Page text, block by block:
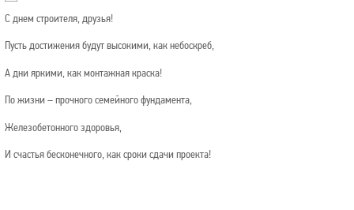
С днем строителя, друзья!
Пусть достижения будут высокими, как небоскреб,
А дни яркими, как монтажная краска!
По жизни – прочного семейного фундамента,
Железобетонного здоровья,
И счастья бесконечного, как сроки сдачи проекта!